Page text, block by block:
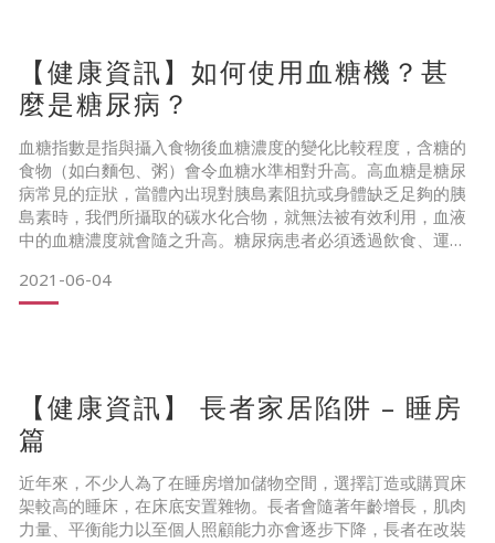
難、情緒可能有改變，包括感到抑鬱和焦慮
2️⃣中期 : 變得更加健忘，對近期的事件和人名，溝通（說話和
理解）愈來愈困難，在沒有相當支援下無法獨自安全生活，漫
無目的
【健康資訊】如何使用血糖機？甚
麼是糖尿病？
血糖指數是指與攝入食物後血糖濃度的變化比較程度，含糖的
食物（如白麵包、粥）會令血糖水準相對升高。高血糖是糖尿
病常見的症狀，當體內出現對胰島素阻抗或身體缺乏足夠的胰
島素時，我們所攝取的碳水化合物，就無法被有效利用，血液
中的血糖濃度就會隨之升高。糖尿病患者必須透過飲食、運動
病變可導致眼盲、腎衰竭；大血管病變則會有心臟、腦部、雙
腳血管閉塞等後遺症。
醫生一般都會建議
2021-06-04
【健康資訊】 長者家居陷阱 – 睡房
篇
近年來，不少人為了在睡房增加儲物空間，選擇訂造或購買床
架較高的睡床，在床底安置雜物。長者會隨著年齡增長，肌肉
力量、平衡能力以至個人照顧能力亦會逐步下降，長者在改裝